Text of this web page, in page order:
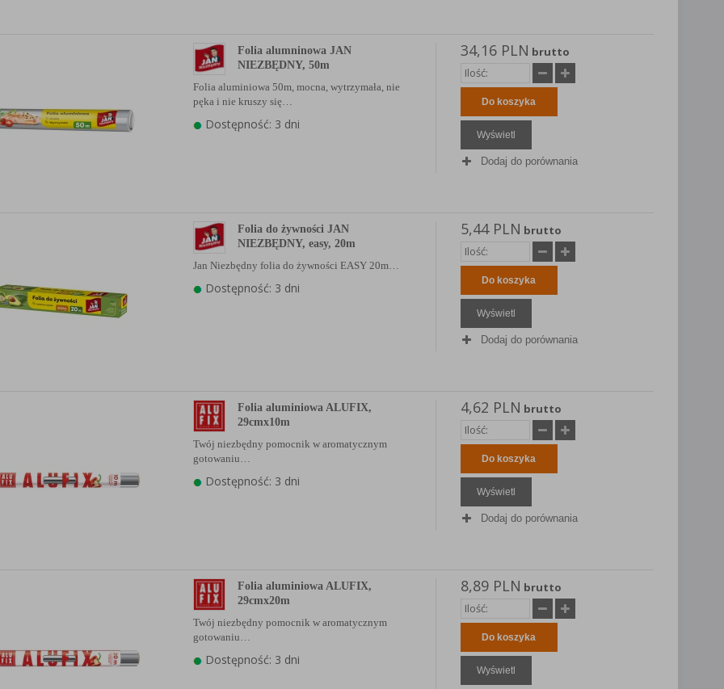
Folia alumninowa JAN
NIEZBĘDNY, 50m
Folia aluminiowa 50m, mocna, wytrzymała, nie
pęka i nie kruszy się…
Dostępność: 3 dni
34,16 PLN brutto
Do koszyka
Wyświetl
Dodaj do porównania
Folia do żywności JAN
NIEZBĘDNY, easy, 20m
Jan Niezbędny folia do żywności EASY 20m…
Dostępność: 3 dni
5,44 PLN brutto
Do koszyka
Wyświetl
Dodaj do porównania
Folia aluminiowa ALUFIX,
29cmx10m
Twój niezbędny pomocnik w aromatycznym
gotowaniu…
Dostępność: 3 dni
4,62 PLN brutto
Do koszyka
Wyświetl
Dodaj do porównania
Folia aluminiowa ALUFIX,
29cmx20m
Twój niezbędny pomocnik w aromatycznym
gotowaniu…
Dostępność: 3 dni
8,89 PLN brutto
Do koszyka
Wyświetl